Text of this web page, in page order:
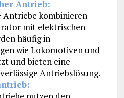
Antrieb:
Antriebe kombinieren
mit elektrischen
häufig in
wie Lokomotiven und
und bieten eine
Antriebslösung.